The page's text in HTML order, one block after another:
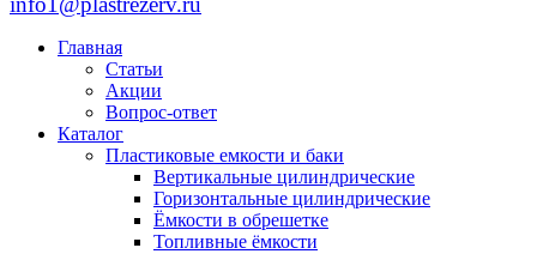
Главная
Статьи
Акции
Вопрос-ответ
Каталог
Пластиковые емкости и баки
Вертикальные цилиндрические
Горизонтальные цилиндрические
Ёмкости в обрешетке
Топливные ёмкости